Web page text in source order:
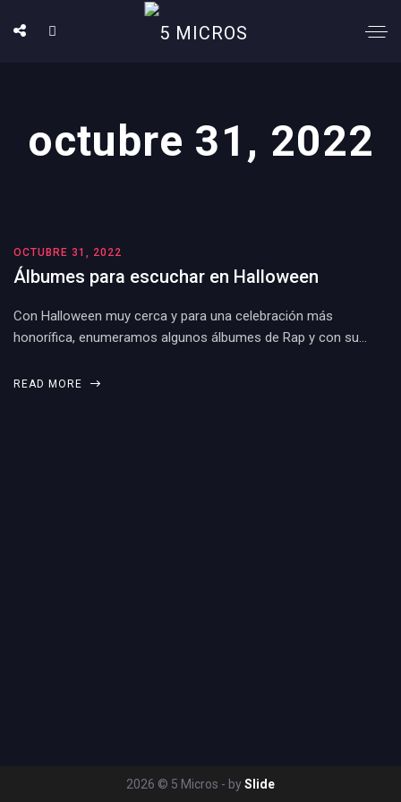
octubre 31, 2022
OCTUBRE 31, 2022
Álbumes para escuchar en Halloween
Con Halloween muy cerca y para una celebración más
honorífica, enumeramos algunos álbumes de Rap y con su…
READ MORE
2026 © 5 Micros - bySlide